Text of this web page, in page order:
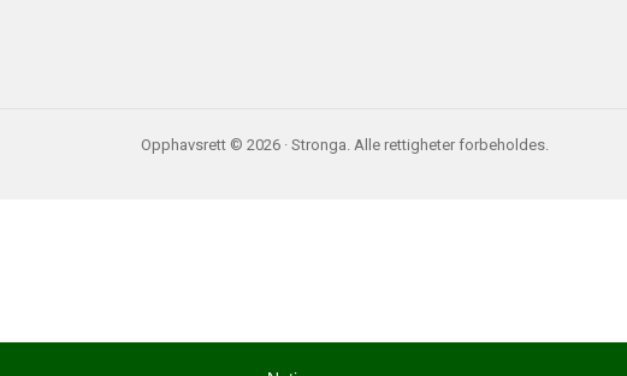
Opphavsrett © 2026 · Stronga. Alle rettigheter forbeholdes.